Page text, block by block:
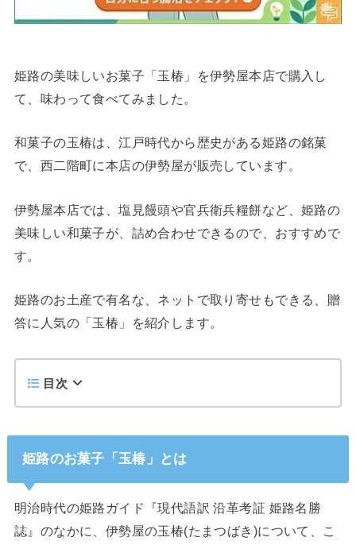
姫路の美味しいお菓子「玉椿」を伊勢屋本店で購入し
て、味わって食べてみました。
和菓子の玉椿は、江戸時代から歴史がある姫路の銘菓
で、西二階町に本店の伊勢屋が販売しています。
伊勢屋本店では、塩見饅頭や官兵衛兵糧餅など、姫路の
美味しい和菓子が、詰め合わせできるので、おすすめで
す。
姫路のお土産で有名な、ネットで取り寄せもできる、贈
答に人気の「玉椿」を紹介します。
目次
姫路のお菓子「玉椿」とは
明治時代の姫路ガイド『現代語訳 沿革考証 姫路名勝
誌』のなかに、伊勢屋の玉椿(たまつばき)について、こ